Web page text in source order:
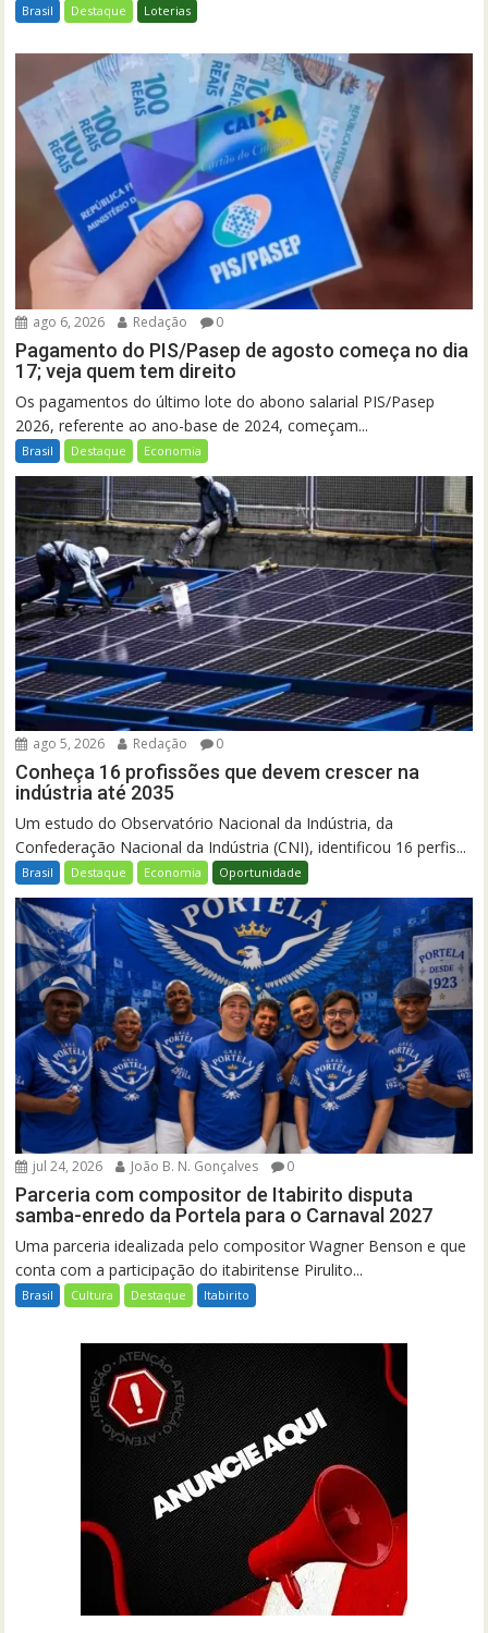
Brasil Destaque Loterias
ago 6, 2026 Redação 0
Pagamento do PIS/Pasep de agosto começa no dia
17; veja quem tem direito
Os pagamentos do último lote do abono salarial PIS/Pasep
2026, referente ao ano-base de 2024, começam...
Brasil Destaque Economia
ago 5, 2026 Redação 0
Conheça 16 profissões que devem crescer na
indústria até 2035
Um estudo do Observatório Nacional da Indústria, da
Confederação Nacional da Indústria (CNI), identificou 16 perfis...
Brasil Destaque Economia Oportunidade
jul 24, 2026 João B. N. Gonçalves 0
Parceria com compositor de Itabirito disputa
samba-enredo da Portela para o Carnaval 2027
Uma parceria idealizada pelo compositor Wagner Benson e que
conta com a participação do itabiritense Pirulito...
Brasil Cultura Destaque Itabirito